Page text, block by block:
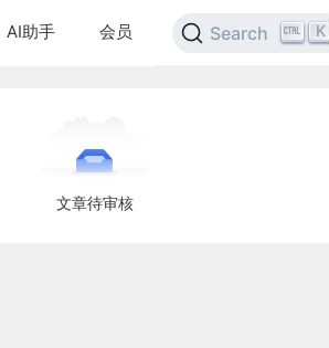
AI助手 会员 Search K
文章待审核